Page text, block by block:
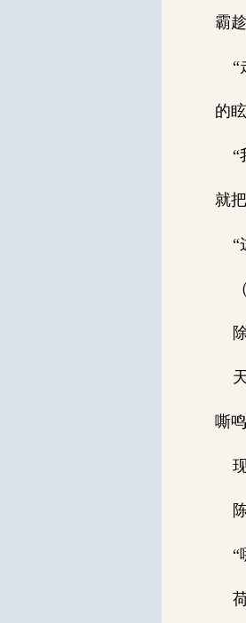
霸
“
的
“
就
“
（
除
天
嘶
现
陈
“
荷